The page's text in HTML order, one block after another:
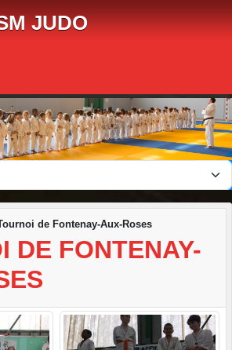
JUDO
de Fontenay-Aux-Roses
DE FONTENAY-
cookies